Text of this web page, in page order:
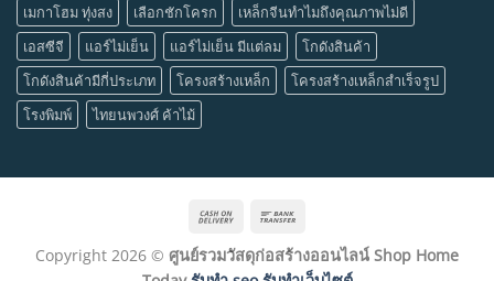
เมกาโฮม ทุ่งสง
เลือกชักโครก
เหล็กจีนทำไมถึงคุณภาพไม่ดี
เอสซีจี
แอร์ไม่เย็น แอร์ไม่เย็น มีแต่ลม
โกดังสินค้า
โกดังสินค้ามีกี่ประเภท
โครงสร้างเหล็ก
โครงสร้างเหล็กสำเร็จรูป
โรงพิมพ์
ไทยนพวงศ์ ค้าไม้
Cash
Delivery
Copyright 2026 © ศูนย์รวมวัสดุก่อสร้างออนไลน์ Shop Home